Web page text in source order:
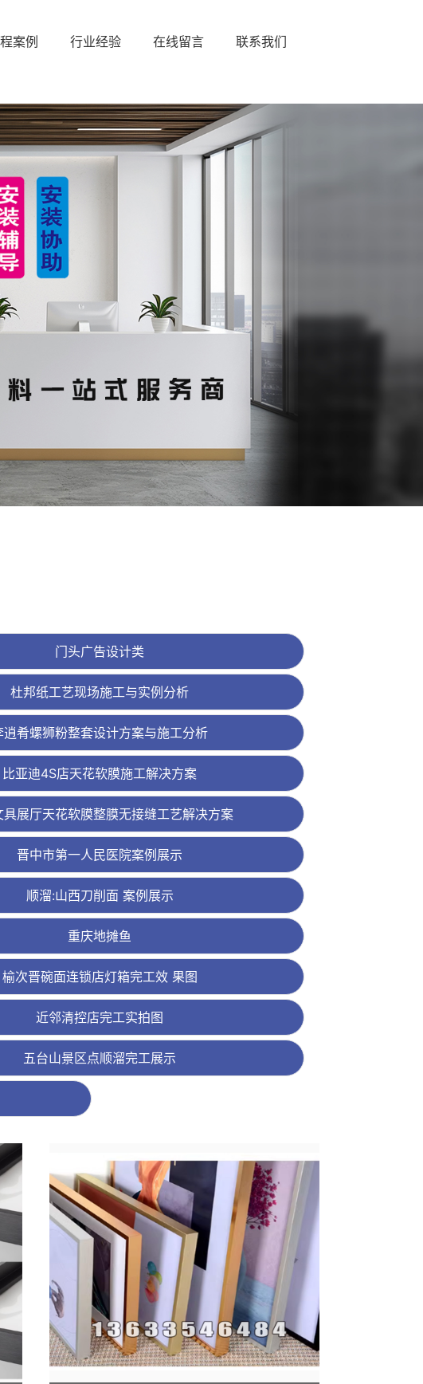
案例 行业经验 在线留言 联系我们
门头广告设计类
杜邦纸工艺现场施工与实例分析
逍肴螺狮粉整套设计方案与施工分析
比亚迪4S店天花软膜施工解决方案
具展厅天花软膜整膜无接缝工艺解决方案
晋中市第一人民医院案例展示
顺溜:山西刀削面 案例展示
重庆地摊鱼
榆次晋碗面连锁店灯箱完工效 果图
近邻清控店完工实拍图
五台山景区点顺溜完工展示